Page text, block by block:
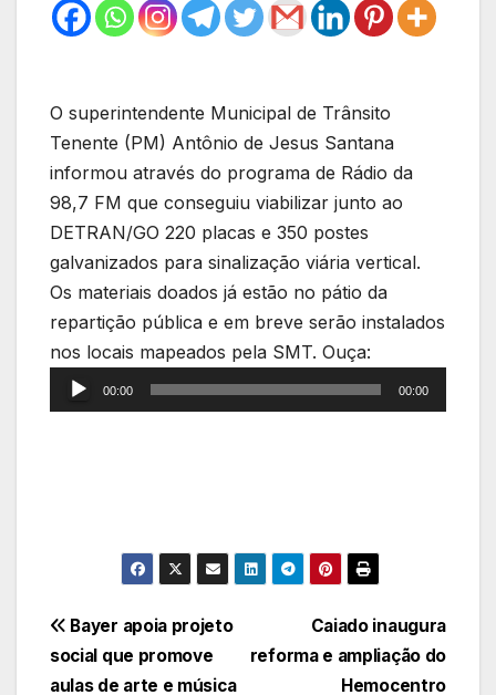
O superintendente Municipal de Trânsito
Tenente (PM) Antônio de Jesus Santana
informou através do programa de Rádio da
98,7 FM que conseguiu viabilizar junto ao
DETRAN/GO 220 placas e 350 postes
galvanizados para sinalização viária vertical.
Os materiais doados já estão no pátio da
repartição pública e em breve serão instalados
nos locais mapeados pela SMT. Ouça:
de
áudio
00:00 00:00
Navegação
de
Caiado inaugura
reforma e ampliação do
Hemocentro
Bayer apoia projeto
social que promove
aulas de arte e música